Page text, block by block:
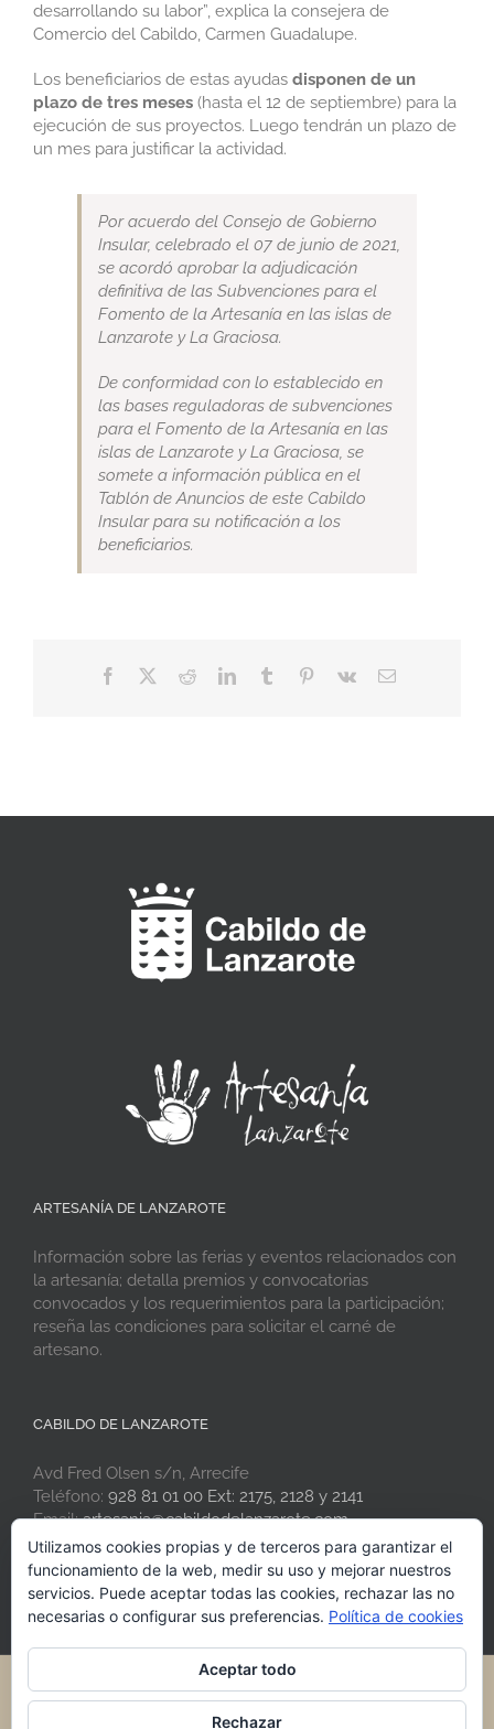
desarrollando su labor”, explica la consejera de
Comercio del Cabildo, Carmen Guadalupe.
Los beneficiarios de estas ayudas disponen de un
plazo de tres meses (hasta el 12 de septiembre) para la
ejecución de sus proyectos. Luego tendrán un plazo de
un mes para justificar la actividad.
Por acuerdo del Consejo de Gobierno
Insular, celebrado el 07 de junio de 2021,
se acordó aprobar la adjudicación
definitiva de las Subvenciones para el
Fomento de la Artesanía en las islas de
Lanzarote y La Graciosa.
De conformidad con lo establecido en
las bases reguladoras de subvenciones
para el Fomento de la Artesanía en las
islas de Lanzarote y La Graciosa, se
somete a información pública en el
Tablón de Anuncios de este Cabildo
Insular para su notificación a los
beneficiarios.
Facebook RedditLinkedInTumblr Pinterest
Vk
Correo
ARTESANÍA DE LANZAROTE
Información sobre las ferias y eventos relacionados con
la artesanía; detalla premios y convocatorias
convocados y los requerimientos para la participación;
reseña las condiciones para solicitar el carné de
artesano.
CABILDO DE LANZAROTE
Avd Fred Olsen s/n, Arrecife
Teléfono: 928 81 01 00 Ext: 2175, 2128 y 2141
Email:artesania@cabildodelanzarote.com
Web:www.artesaniadelanzarote.com
® 2021 Artesania de Lanzarote · Cabildo de Lanzarote
Utilizamos cookies propias y de terceros para garantizar el
funcionamiento de la web, medir su uso y mejorar nuestros
servicios. Puede aceptar todas las cookies, rechazar las no
necesarias o configurar sus preferencias. Política de cookies
Aceptar todo
Rechazar